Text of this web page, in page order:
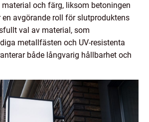
och färg, liksom betoningen
en avgörande roll för slutproduktens
val av material, som
metallfästen och UV-resistenta
både långvarig hållbarhet och